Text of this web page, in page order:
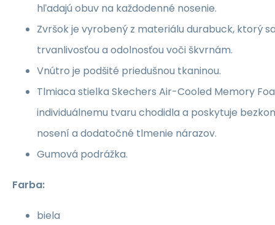
hľadajú obuv na každodenné nosenie.
Zvršok je vyrobený z materiálu durabuck, ktorý
trvanlivosťou a odolnosťou voči škvrnám.
Vnútro je podšité priedušnou tkaninou.
Tlmiaca stielka Skechers Air-Cooled Memory
individuálnemu tvaru chodidla a poskytuje
nosení a dodatočné tlmenie nárazov.
Gumová podrážka.
Farba:
biela